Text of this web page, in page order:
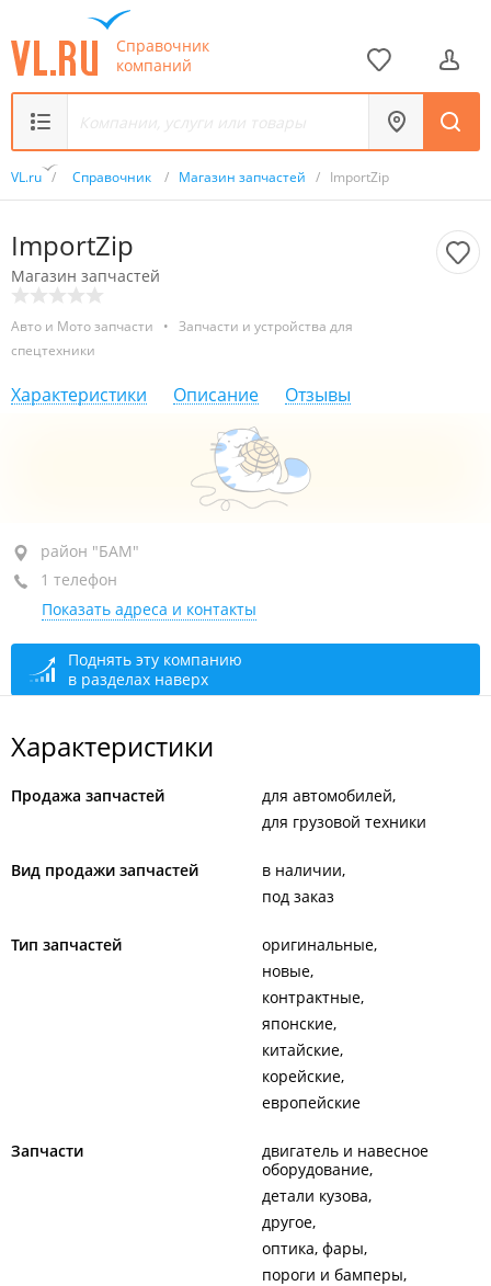
Справочник
компаний
VL.ru / Справочник / Магазин запчастей / ImportZip
ImportZip
Магазин запчастей
Авто и Мото запчасти • Запчасти и устройства для
спецтехники
Характеристики Описание Отзывы
район "БАМ", ул. Толбухина, 2 стр. 1
оф. 15
+7 902 480-22-27
сегодня закрыто
район "БАМ"
1 телефон
Показать адреса и контакты
Поднять эту компанию
в разделах наверх
Характеристики
Продажа запчастей
для автомобилей
для грузовой техники
Вид продажи запчастей
в наличии
под заказ
Тип запчастей
оригинальные
новые
контрактные
японские
китайские
корейские
европейские
Запчасти
двигатель и навесное
оборудование
детали кузова
другое
оптика, фары
пороги и бамперы